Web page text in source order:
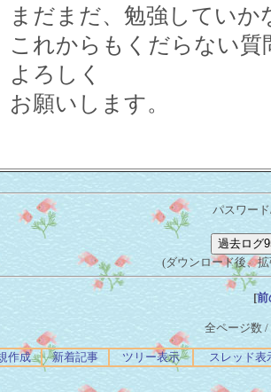
まだまだ、勉強していか
これからもくだらない
よろしく
お願いします。
パスワー
(ダウンロード後、
[前
全ページ数 /
作成 新着記事 ツリー表示 スレッド表